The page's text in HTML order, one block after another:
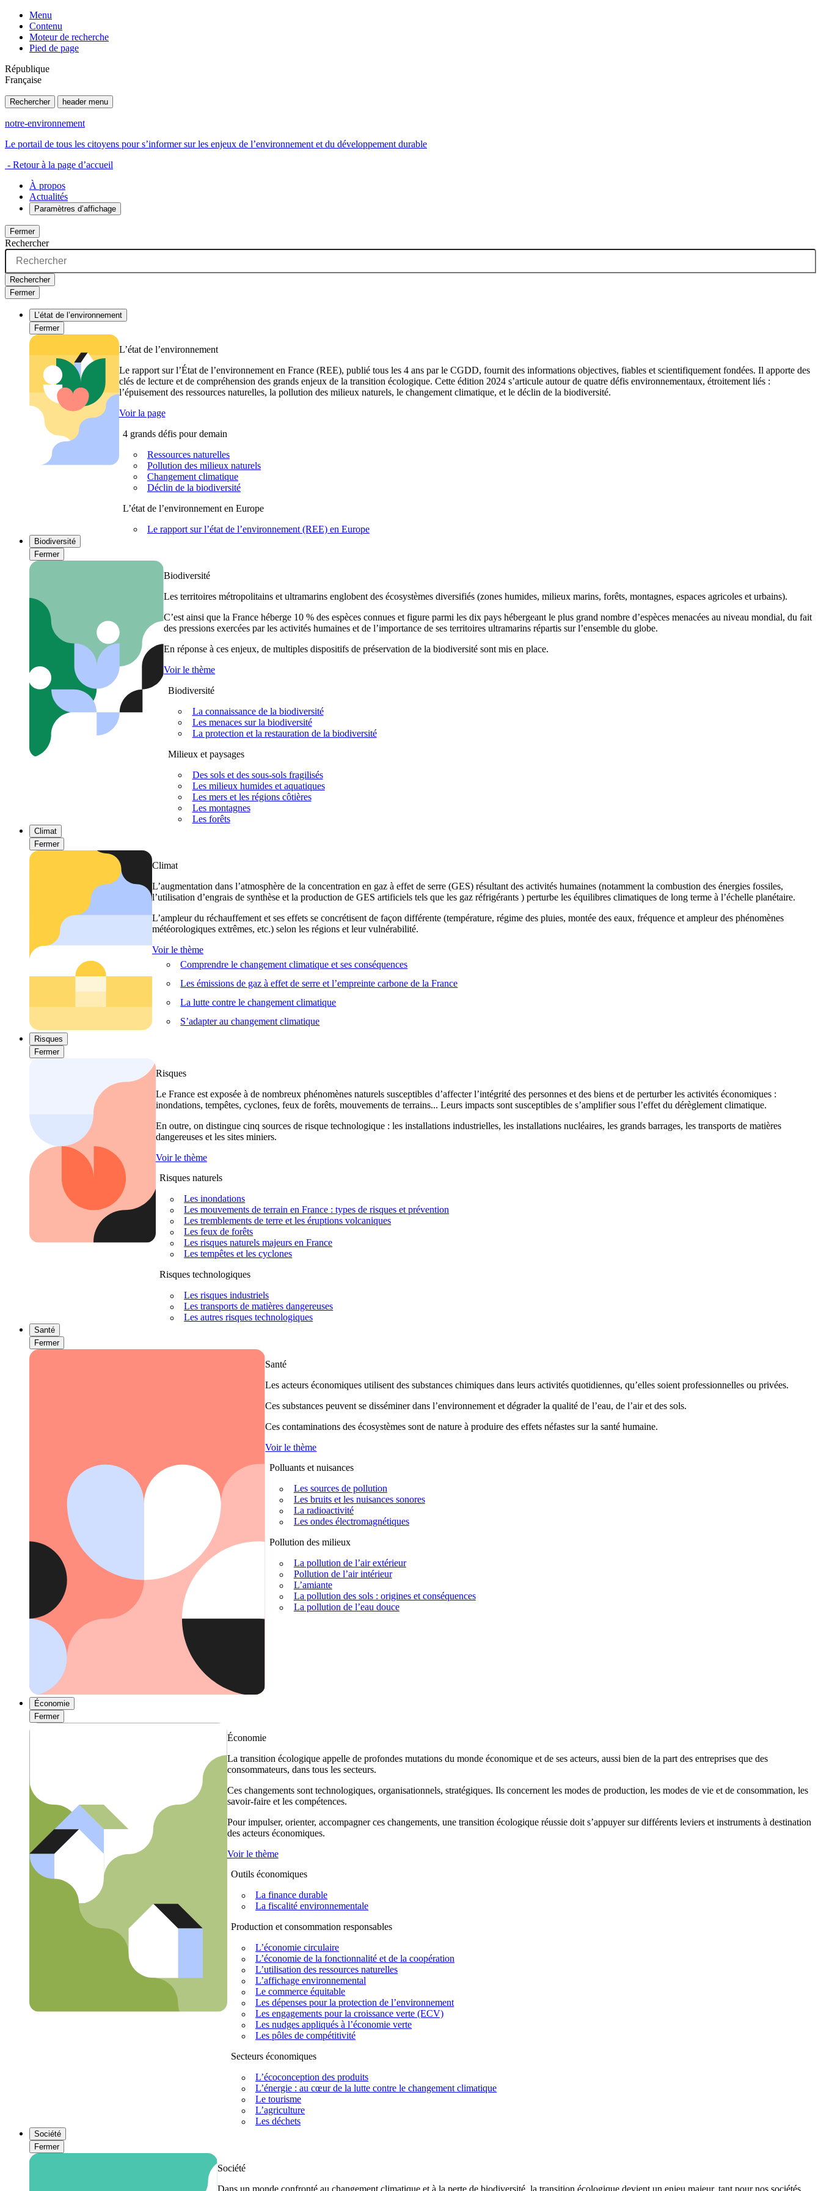
Menu
Contenu
Moteur de recherche
Pied de page
République
Française
Rechercher header menu
notre-environnement
Le portail de tous les citoyens pour s’informer sur les enjeux de l’environnement et du développement durable
- Retour à la page d’accueil
À propos
Actualités
Paramètres d’affichage
Fermer
Rechercher
Rechercher
Fermer
L’état de l’environnement
Fermer
L’état de l’environnement
Le rapport sur l’État de l’environnement en France (REE), publié tous les 4 ans par le CGDD, fournit des informations objectives, fiables et scientifiquement fondées. Il apporte des
clés de lecture et de compréhension des grands enjeux de la transition écologique. Cette édition 2024 s’articule autour de quatre défis environnementaux, étroitement liés :
l’épuisement des ressources naturelles, la pollution des milieux naturels, le changement climatique, et le déclin de la biodiversité.
Voir la page
4 grands défis pour demain
Ressources naturelles
Pollution des milieux naturels
Changement climatique
Déclin de la biodiversité
L’état de l’environnement en Europe
Le rapport sur l’état de l’environnement (REE) en Europe
Biodiversité
Fermer
Biodiversité
Les territoires métropolitains et ultramarins englobent des écosystèmes diversifiés (zones humides, milieux marins, forêts, montagnes, espaces agricoles et urbains).
C’est ainsi que la France héberge 10 % des espèces connues et figure parmi les dix pays hébergeant le plus grand nombre d’espèces menacées au niveau mondial, du fait
des pressions exercées par les activités humaines et de l’importance de ses territoires ultramarins répartis sur l’ensemble du globe.
En réponse à ces enjeux, de multiples dispositifs de préservation de la biodiversité sont mis en place.
Voir le thème
Biodiversité
La connaissance de la biodiversité
Les menaces sur la biodiversité
La protection et la restauration de la biodiversité
Milieux et paysages
Des sols et des sous-sols fragilisés
Les milieux humides et aquatiques
Les mers et les régions côtières
Les montagnes
Les forêts
Climat
Fermer
Climat
L’augmentation dans l’atmosphère de la concentration en gaz à effet de serre (GES) résultant des activités humaines (notamment la combustion des énergies fossiles,
l’utilisation d’engrais de synthèse et la production de GES artificiels tels que les gaz réfrigérants ) perturbe les équilibres climatiques de long terme à l’échelle planétaire.
L’ampleur du réchauffement et ses effets se concrétisent de façon différente (température, régime des pluies, montée des eaux, fréquence et ampleur des phénomènes
météorologiques extrêmes, etc.) selon les régions et leur vulnérabilité.
Voir le thème
Comprendre le changement climatique et ses conséquences
Les émissions de gaz à effet de serre et l’empreinte carbone de la France
La lutte contre le changement climatique
S’adapter au changement climatique
Risques
Fermer
Risques
Le France est exposée à de nombreux phénomènes naturels susceptibles d’affecter l’intégrité des personnes et des biens et de perturber les activités économiques :
inondations, tempêtes, cyclones, feux de forêts, mouvements de terrains... Leurs impacts sont susceptibles de s’amplifier sous l’effet du dérèglement climatique.
En outre, on distingue cinq sources de risque technologique : les installations industrielles, les installations nucléaires, les grands barrages, les transports de matières
dangereuses et les sites miniers.
Voir le thème
Risques naturels
Les inondations
Les mouvements de terrain en France : types de risques et prévention
Les tremblements de terre et les éruptions volcaniques
Les feux de forêts
Les risques naturels majeurs en France
Les tempêtes et les cyclones
Risques technologiques
Les risques industriels
Les transports de matières dangereuses
Les autres risques technologiques
Santé
Fermer
Santé
Les acteurs économiques utilisent des substances chimiques dans leurs activités quotidiennes, qu’elles soient professionnelles ou privées.
Ces substances peuvent se disséminer dans l’environnement et dégrader la qualité de l’eau, de l’air et des sols.
Ces contaminations des écosystèmes sont de nature à produire des effets néfastes sur la santé humaine.
Voir le thème
Polluants et nuisances
Les sources de pollution
Les bruits et les nuisances sonores
La radioactivité
Les ondes électromagnétiques
Pollution des milieux
La pollution de l’air extérieur
Pollution de l’air intérieur
L’amiante
La pollution des sols : origines et conséquences
La pollution de l’eau douce
Économie
Fermer
Économie
La transition écologique appelle de profondes mutations du monde économique et de ses acteurs, aussi bien de la part des entreprises que des
consommateurs, dans tous les secteurs.
Ces changements sont technologiques, organisationnels, stratégiques. Ils concernent les modes de production, les modes de vie et de consommation, les
savoir-faire et les compétences.
Pour impulser, orienter, accompagner ces changements, une transition écologique réussie doit s’appuyer sur différents leviers et instruments à destination
des acteurs économiques.
Voir le thème
Outils économiques
La finance durable
La fiscalité environnementale
Production et consommation responsables
L’économie circulaire
L’économie de la fonctionnalité et de la coopération
L’utilisation des ressources naturelles
L’affichage environnemental
Le commerce équitable
Les dépenses pour la protection de l’environnement
Les engagements pour la croissance verte (ECV)
Les nudges appliqués à l’économie verte
Les pôles de compétitivité
Secteurs économiques
L’écoconception des produits
L’énergie : au cœur de la lutte contre le changement climatique
Le tourisme
L’agriculture
Les déchets
Société
Fermer
Société
Dans un monde confronté au changement climatique et à la perte de biodiversité, la transition écologique devient un enjeu majeur, tant pour nos sociétés